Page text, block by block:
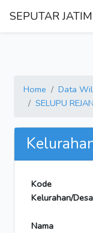
SEPUTAR JATIM
Home Data
SELUPU
Kode
Kelurahan/Desa
Nama